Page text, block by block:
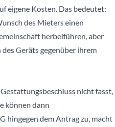
eigene Kosten. Das bedeutet:
des Mieters einen
herbeiführen, aber
Geräts gegenüber ihrem
nicht fasst,
können dann
hingegen dem Antrag zu, macht